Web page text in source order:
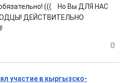
((( Но Вы ДЛЯ НАС
ДЕЙСТВИТЕЛЬНО
0
участие в кыргызско-